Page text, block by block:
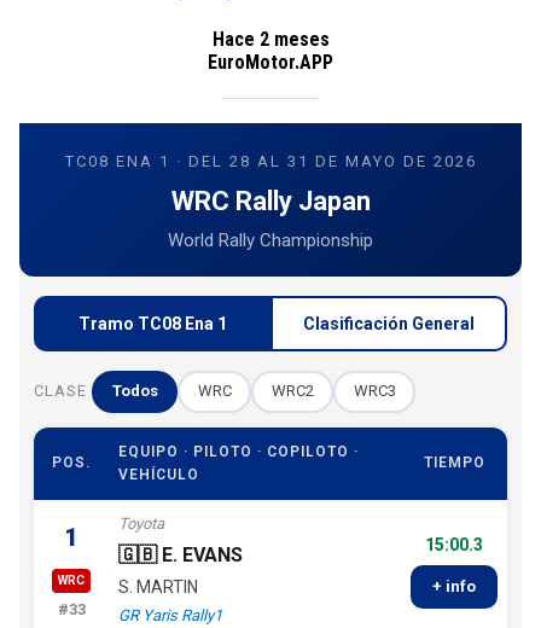
Hace 2 meses
EuroMotor.APP
TC08 ENA 1 · DEL 28 AL 31 DE MAYO DE 2026
WRC Rally Japan
World Rally Championship
Tramo TC08 Ena 1 Clasificación General
CLASE Todos WRC WRC2 WRC3
POS.
EQUIPO · PILOTO · COPILOTO ·
VEHÍCULO
TIEMPO
1
WRC
#33
Toyota
🇬🇧 E. EVANS
S. MARTIN
GR Yaris Rally1
15:00.3
+ info